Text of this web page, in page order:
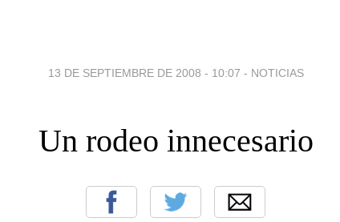
13 DE SEPTIEMBRE DE 2008 - 10:07 - NOTICIAS
Un rodeo innecesario